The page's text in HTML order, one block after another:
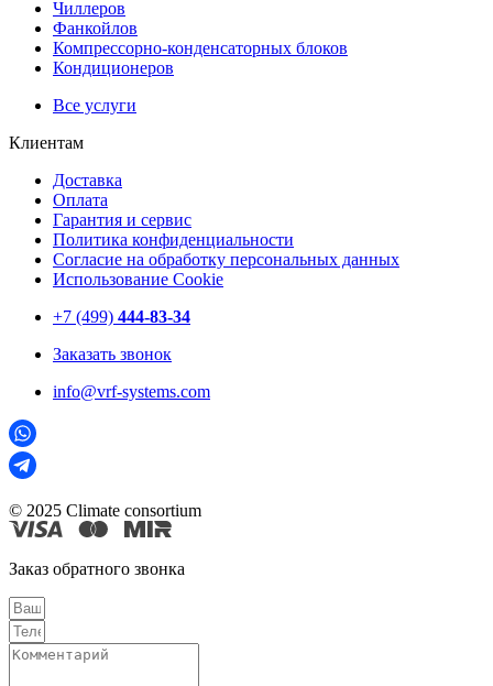
Чиллеров
Фанкойлов
Компрессорно-конденсаторных блоков
Кондиционеров
Все услуги
Клиентам
Доставка
Оплата
Гарантия и сервис
Политика конфиденциальности
Согласие на обработку персональных данных
Использование Cookie
+7 (499) 444-83-34
Заказать звонок
info@vrf-systems.com
© 2025 Climate consortium
Заказ обратного звонка